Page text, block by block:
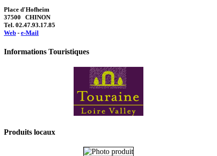
Place d'Hofheim
37500 CHINON
Tel. 02.47.93.17.85
Web - e-Mail
Informations Touristiques
Produits locaux